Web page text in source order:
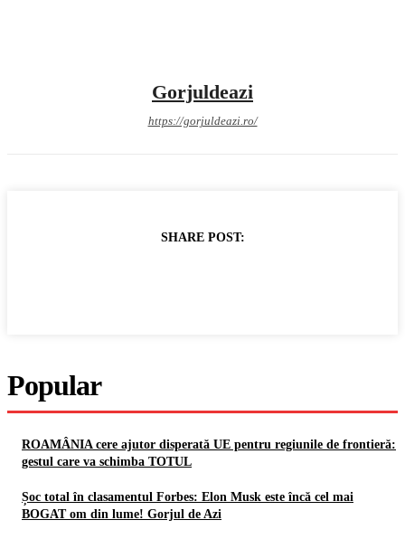
Gorjuldeazi
https://gorjuldeazi.ro/
SHARE POST:
Popular
ROAMÂNIA cere ajutor disperată UE pentru regiunile de frontieră:
gestul care va schimba TOTUL
Șoc total în clasamentul Forbes: Elon Musk este încă cel mai
BOGAT om din lume! Gorjul de Azi